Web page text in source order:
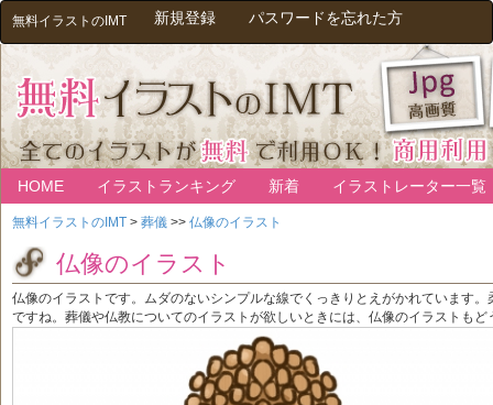
無料イラストのIMT 新規登録 パスワードを忘れた方
HOME イラストランキング 新着 イラストレーター一覧
無料イラストのIMT > 葬儀 >> 仏像のイラスト
仏像のイラスト
仏像のイラストです。ムダのないシンプルな線でくっきりとえがかれています
ですね。葬儀や仏教についてのイラストが欲しいときには、仏像のイラストもど